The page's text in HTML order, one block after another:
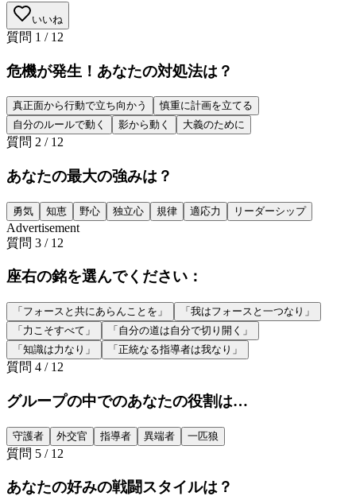
いいね
質問 1 / 12
危機が発生！あなたの対処法は？
真正面から行動で立ち向かう
慎重に計画を立てる
自分のルールで動く
影から動く 大義のために
質問 2 / 12
あなたの最大の強みは？
勇気 知恵 野心 独立心 規律 適応力 リーダーシップ
Advertisement
質問 3 / 12
座右の銘を選んでください：
「フォースと共にあらんことを」
「我はフォースと一つなり」
「力こそすべて」
「自分の道は自分で切り開く」
「知識は力なり」
「正統なる指導者は我なり」
質問 4 / 12
グループの中でのあなたの役割は…
守護者 外交官 指導者 異端者 一匹狼
質問 5 / 12
あなたの好みの戦闘スタイルは？